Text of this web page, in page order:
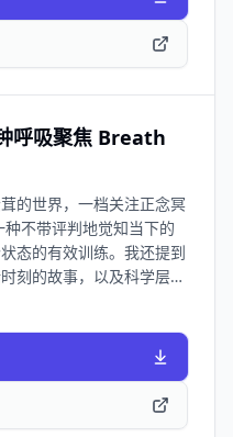
「野无梦」是100%纯天
、野橘、依兰依兰、罗马
，0添加人工香精/防腐
的木质香魄，幽深持久。
或视频号搜索「入森
都准备好了以后，请将灯
，闭上双眼，我们一起进
20分钟助眠冥想 主
“relaxation music
议授权。 欢迎添加松茸
的世界」对你有帮助，也
朋友，比心❤️
呼吸聚焦 Breath
的世界，一档关注正念冥
不带评判地觉知当下的
态的有效训练。我还提到
刻的故事，以及科学层面
更有质量地将我积攒的
过去七年在天南海北学习
，精选出了9个实用的冥
茸正念地图」。你只需把
间练习和应用这9大技